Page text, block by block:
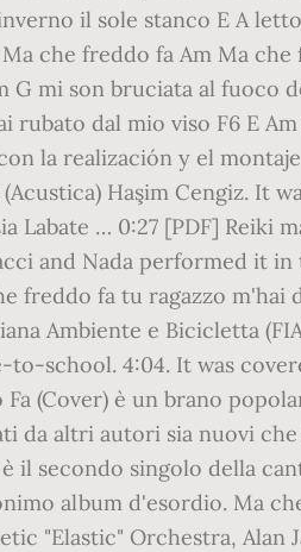
il sole stanco E A
che freddo fa Am Ma
G mi son bruciata al fuoco
rubato dal mio viso F6 E
la realización y el
Haşim Cengiz. It
… 0:27 [PDF] Reiki
and Nada performed it in
freddo fa tu ragazzo
Ambiente e Bicicletta
school. 4:04. It was
(Cover) è un brano
altri autori sia nuovi che
il secondo singolo della
album d'esordio. Ma
"Elastic" Orchestra,